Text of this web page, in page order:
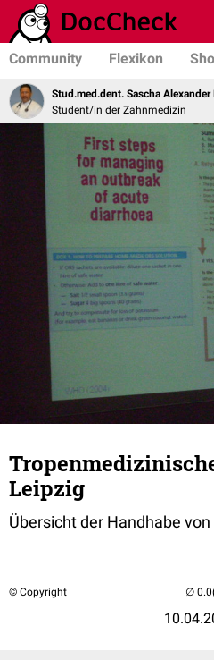
Community Flexikon
Stud.med.dent. Sascha Alexander
Student/in der Zahnmedizin
Leipzig
Übersicht der Handhabe
© Copyright